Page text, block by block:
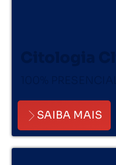
100%
SAIBA MAIS